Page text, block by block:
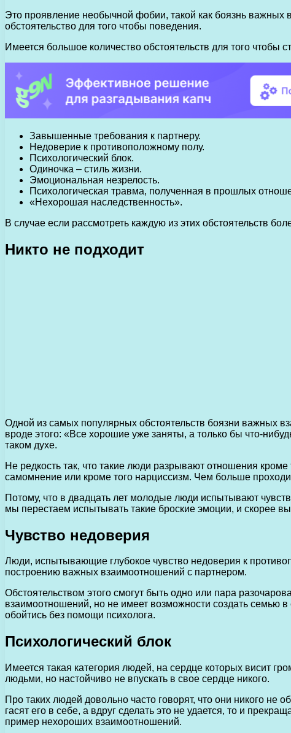
Это проявление необычной фобии, такой как боязнь
обстоятельство для того чтобы поведения.
Имеется большое количество обстоятельств для того чтобы
Завышенные требования к партнеру.
Недоверие к противоположному полу.
Психологический блок.
Одиночка – стиль жизни.
Эмоциональная незрелость.
Психологическая травма, полученная в прошлых
«Нехорошая наследственность».
В случае если рассмотреть каждую из этих обстоятельств
Никто не подходит
Одной из самых популярных обстоятельств боязни важных
вроде этого: «Все хорошие уже заняты, а только бы что-
таком духе.
Не редкость так, что такие люди разрывают отношения
самомнение или кроме того нарциссизм. Чем больше
Потому, что в двадцать лет молодые люди испытывают
мы перестаем испытывать такие броские эмоции, и скорее
Чувство недоверия
Люди, испытывающие глубокое чувство недоверия к
построению важных взаимоотношений с партнером.
Обстоятельством этого смогут быть одно или пара
взаимоотношений, но не имеет возможности создать семью в
обойтись без помощи психолога.
Психологический блок
Имеется такая категория людей, на сердце которых висит
людьми, но настойчиво не впускать в свое сердце никого.
Про таких людей довольно часто говорят, что они никого
гасят его в себе, а вдруг сделать это не удается, то и
пример нехороших взаимоотношений.